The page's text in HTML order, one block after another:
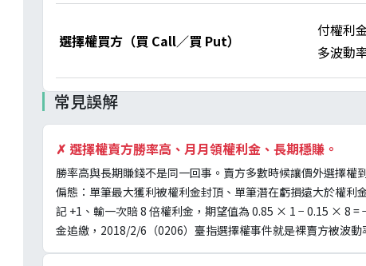
選擇權買方（買 Call／買 Put）
付權利
多波動
常見誤解
✗ 選擇權賣方勝率高、月月領權利金、長期穩賺。
勝率高與長期賺錢不是同一回事。賣方多數時候讓價外選擇
偏態：單筆最大獲利被權利金封頂、單筆潛在虧損遠大於權
記 +1、輸一次賠 8 倍權利金，期望值為 0.85 × 1 − 0.15 × 8
金追繳，2018/2/6（0206）臺指選擇權事件就是裸賣方被波動